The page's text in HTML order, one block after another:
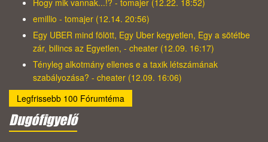
Hogy mik vannak...!? - tomajer (12.22. 18:52)
emillio - tomajer (12.14. 20:56)
Egy UBER mind fölött, Egy Uber kegyetlen, Egy a sötétbe
zár, bilincs az Egyetlen, - cheater (12.09. 16:17)
Tényleg alkotmány ellenes e a taxik létszámának
szabályozása? - cheater (12.09. 16:06)
Legfrissebb 100 Fórumtéma
Dugófigyelő